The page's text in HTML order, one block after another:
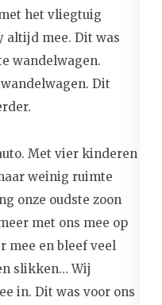
het vliegtuig
altijd mee. Dit was
wandelwagen.
Dit
Met vier kinderen
weinig ruimte
onze oudste zoon
met ons mee op
mee en bleef veel
slikken… Wij
in. Dit was voor ons